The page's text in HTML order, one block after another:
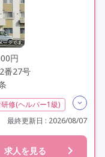
円
番27号
修(ヘルパー1級)
夜勤専従
勤
非常勤
未経験歓迎
最終更新日 : 2026/08/07
求人を見る